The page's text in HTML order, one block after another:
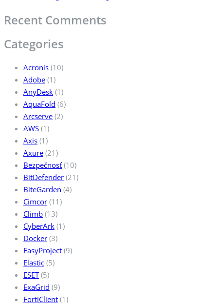
Recent Comments
Categories
Acronis (10)
Adobe (1)
AnyDesk (1)
AquaFold (6)
Arcserve (2)
AWS (1)
Axis (1)
Axure (21)
Bezpečnosť(10)
BitDefender (21)
BiteGarden (4)
Cimcor (11)
Climb (13)
CyberArk (1)
Docker (3)
EasyProject (9)
Elastic (5)
ESET(5)
ExaGrid (9)
FortiClient (1)